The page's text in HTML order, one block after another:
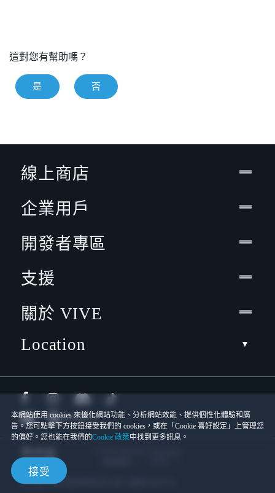
這對您有幫助嗎？
是 否
本網站使用 cookies 來優化網站功能、分析網站效能、提供個性化體驗和廣
告。您可點擊下方按鈕接受我們的 cookies，或在「Cookie 喜好設定」上管理您
的偏好。您也能在我們的Cookie 政策中找到更多訊息。
接受
線上商店
企業用戶
開發者專區
支援
關於 VIVE
Location
宏達國際電子股份有限公司 | 統一編號16003518